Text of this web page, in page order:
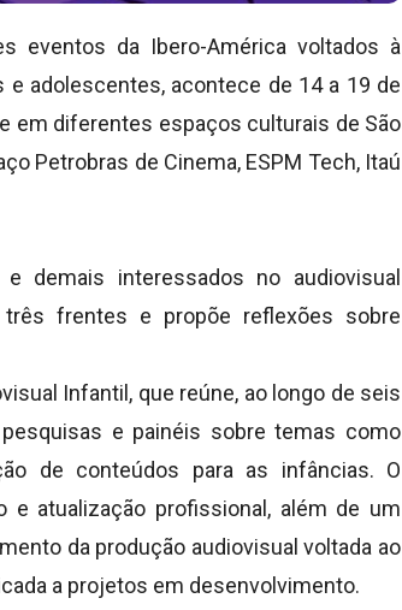
eventos da Ibero-América voltados à
e adolescentes, acontece de 14 a 19 de
em diferentes espaços culturais de São
Petrobras de Cinema, ESPM Tech, Itaú
demais interessados no audiovisual
três frentes e propõe reflexões sobre
Infantil, que reúne, ao longo de seis
e painéis sobre temas como
de conteúdos para as infâncias. O
e atualização profissional, além de um
da produção audiovisual voltada ao
a projetos em desenvolvimento.